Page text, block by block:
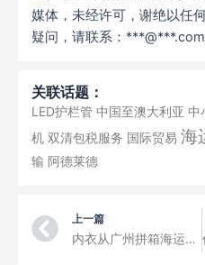
媒体，未经许可，谢绝以任
疑问，请联系：***@***.com
关联话题：
LED护栏管 中国至澳大利亚 中
机 双清包税服务 国际贸易 海
输 阿德莱德
Prev
上一篇
内衣从广州拼箱海运到西班牙Valencia巴伦西亚，散货拼箱港到港CIF货运